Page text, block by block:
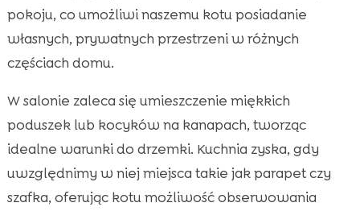
pokoju, co umożliwi naszemu kotu posiadanie
własnych, prywatnych przestrzeni w różnych
częściach domu.
W salonie zaleca się umieszczenie miękkich
poduszek lub kocyków na kanapach, tworząc
idealne warunki do drzemki. Kuchnia zyska, gdy
uwzględnimy w niej miejsca takie jak parapet czy
szafka, oferując kotu możliwość obserwowania